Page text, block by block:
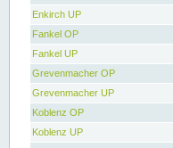
Enkirch UP
Fankel OP
Fankel UP
Grevenmacher OP
Grevenmacher UP
Koblenz OP
Koblenz UP